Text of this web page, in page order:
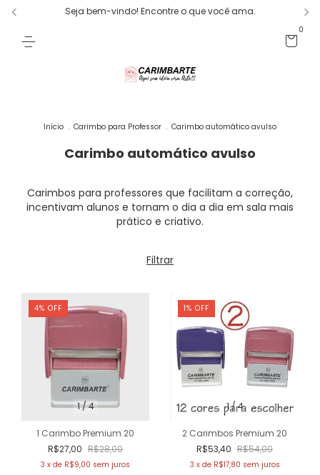
Seja bem-vindo! Encontre o que você ama.
0
Início . Carimbo para Professor . Carimbo automático avulso
Carimbo automático avulso
Carimbos para professores que facilitam a correção,
incentivam alunos e tornam o dia a dia em sala mais
prático e criativo.
Filtrar
1/4
4% OFF
1 Carimbo Premium 20
R$27,00 R$28,00
3 x de R$9,00 sem juros
1/4
1% OFF
2 Carimbos Premium 20
R$53,40 R$54,00
3 x de R$17,80 sem juros